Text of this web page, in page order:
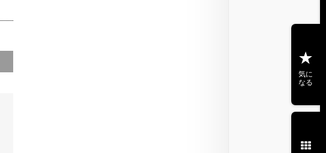
気に
なる